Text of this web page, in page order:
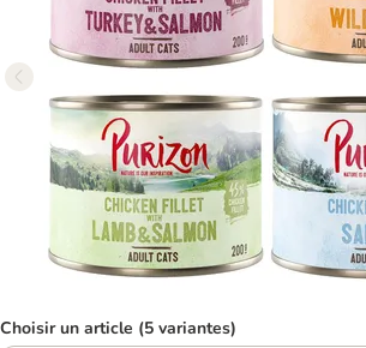
Choisir un article (5 variantes)